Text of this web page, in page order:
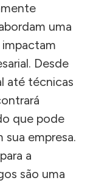
uma
Desde
até técnicas
que pode
empresa.
a
são uma